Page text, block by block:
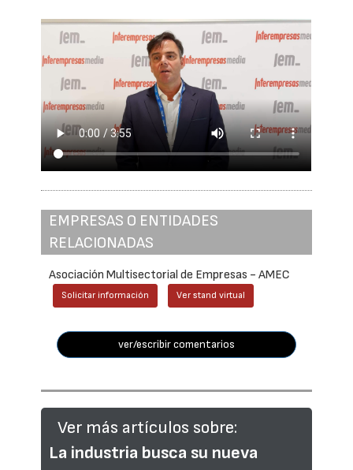
EMPRESAS O ENTIDADES
RELACIONADAS
Asociación Multisectorial de Empresas - AMEC
Solicitar información Ver stand virtual
ver/escribir comentarios
Ver más artículos sobre:
La industria busca su nueva